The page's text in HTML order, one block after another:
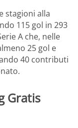
stagioni alla
115 gol in 293
A che, nelle
25 gol e
40 contributi
Gratis